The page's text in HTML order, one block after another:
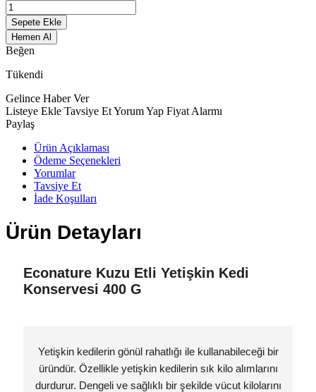
Sepete Ekle
Hemen Al
Beğen
Tükendi
Gelince Haber Ver
Listeye Ekle Tavsiye EtYorum Yap Fiyat Alarmı
Paylaş
Ürün Açıklaması
Ödeme Seçenekleri
Yorumlar
Tavsiye Et
İade Koşulları
Ürün Detayları
Econature Kuzu Etli Yetişkin Kedi
Konservesi 400 G
Yetişkin kedilerin gönül rahatlığı ile kullanabileceği bir
üründür. Özellikle yetişkin kedilerin sık kilo alımlarını
durdurur. Dengeli ve sağlıklı bir şekilde vücut kilolarını